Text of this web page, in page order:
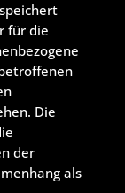
für die
Die
der
als